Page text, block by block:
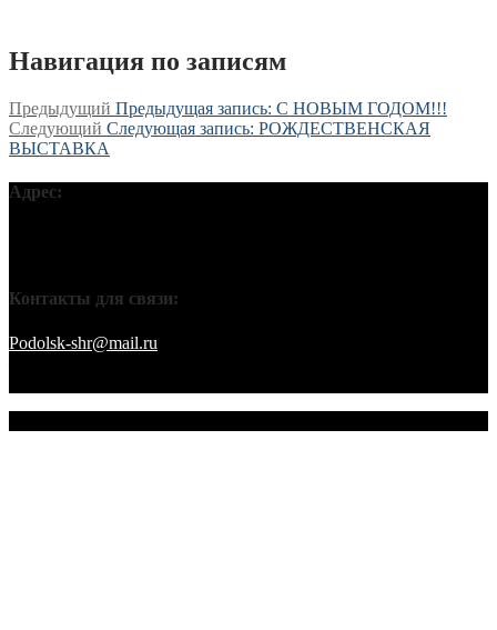
Навигация по записям
Предыдущий Предыдущая запись: С НОВЫМ ГОДОМ!!!
Следующий Следующая запись: РОЖДЕСТВЕНСКАЯ
ВЫСТАВКА
Адрес:
Контакты для связи:
Podolsk-shr@mail.ru